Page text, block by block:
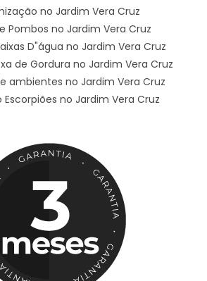
no Jardim Vera Cruz
Pombos no Jardim Vera Cruz
D"água no Jardim Vera Cruz
de Gordura no Jardim Vera Cruz
ambientes no Jardim Vera Cruz
no Jardim Vera Cruz